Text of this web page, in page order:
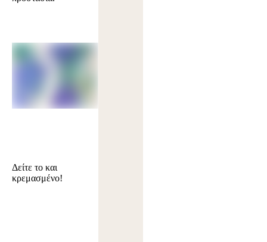
Δείτε το και
κρεμασμένο!